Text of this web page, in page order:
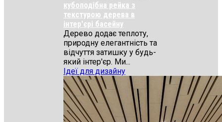
кубоподібна рейка з
текстурою дерева в
інтер'єрі басейну
Дерево додає теплоту,
природну елегантність та
відчуття затишку у будь-
який інтер'єр. Ми...
Ідеї для дизайну